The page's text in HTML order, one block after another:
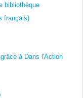
bibliothèque
français)
à Dans l'Action